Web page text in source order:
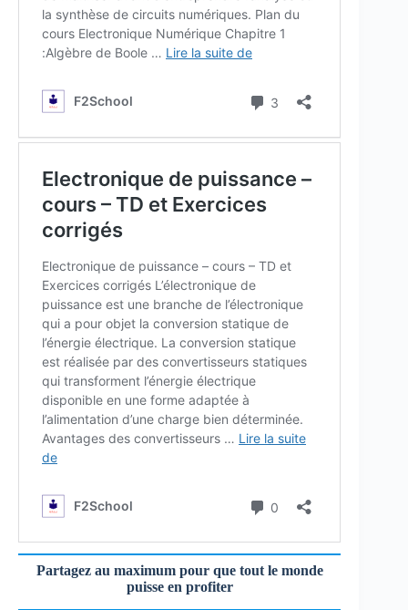
Partagez au maximum pour que tout le monde
puisse en profiter